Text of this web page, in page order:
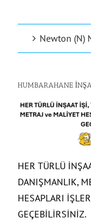
Newton (N)
HUMBARAHANE
HER TÜRLÜ
DANIŞMANLIK,
HESAPLARI
GEÇEBİLİRSİNİZ.